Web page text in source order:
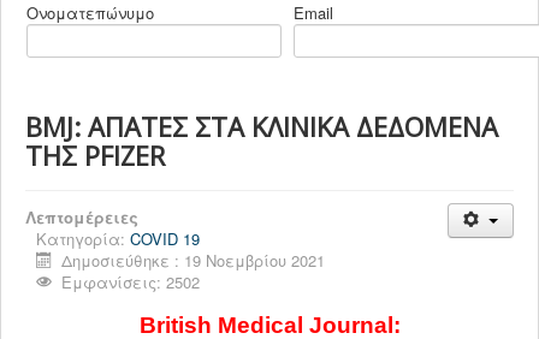
ΒΙΟΓΡΑΦΙΚΑ
COVID 19
ΠΟΛΙΤΙΚΗ ΕΛΛΑΔΑ
ΠΟΛΙΤΙΚΗ ΚΟΣΜΟΣ
ΠΟΛΙΤΙΚΕΣ ΔΟΛΟΦΟΝΙΕΣ
Ονοματεπώνυμο Email
BMJ: ΑΠΑΤΕΣ ΣΤΑ ΚΛΙΝΙΚΑ ΔΕΔΟΜΕΝΑ
ΤΗΣ PFIZER
Λεπτομέρειες
Κατηγορία: COVID 19
Δημοσιεύθηκε : 19 Νοεμβρίου 2021
Εμφανίσεις: 2502
British Medical Journal :